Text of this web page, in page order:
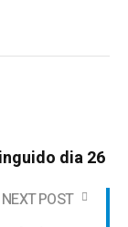
dia 26
NEXT POST